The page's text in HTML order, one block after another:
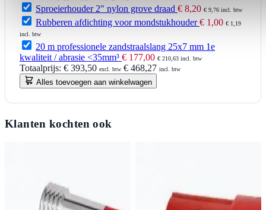
Sproeierhouder 2" nylon grove draad € 8,20 € 9,76 incl. btw
Rubberen afdichting voor mondstukhouder€ 1,00 € 1,19
incl. btw
20 m professionele zandstraalslang 25x7 mm 1e
kwaliteit / abrasie <35mm³ € 177,00 € 210,63 incl. btw
Totaalprijs: € 393,50 excl. btw € 468,27 incl. btw
Alles toevoegen aan winkelwagen
Klanten kochten ook